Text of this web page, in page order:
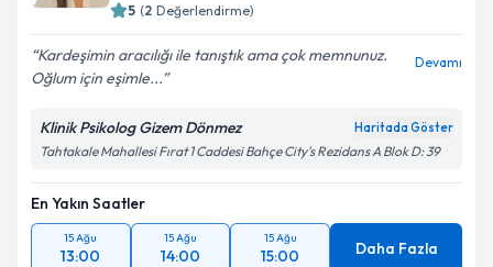
5 (2 Değerlendirme)
Kardeşimin aracılığı ile tanıştık ama çok memnunuz.
Oğlum için eşimle...
Devamı
Klinik Psikolog Gizem Dönmez Haritada Göster
Tahtakale Mahallesi Fırat 1 Caddesi Bahçe City's Rezidans A Blok D: 39
En Yakın Saatler
15 Ağu
13:00
15 Ağu
14:00
15 Ağu
15:00 Daha Fazla